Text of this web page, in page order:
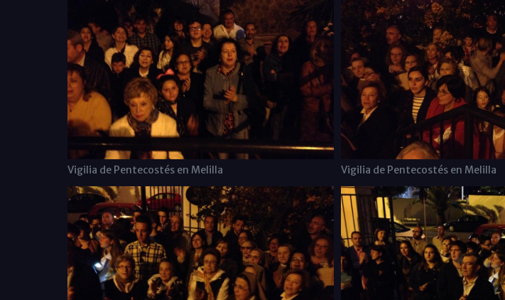
Vigilia de Pentecostés en Melilla Vigilia de Pentecostés en Melilla